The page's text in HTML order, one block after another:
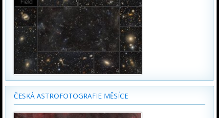
ČESKÁ ASTROFOTOGRAFIE MĚSÍCE